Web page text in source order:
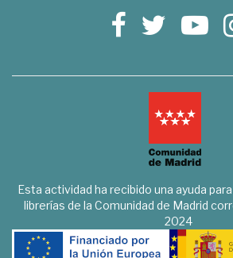
Esta actividad ha recibido una ayuda
librerías de la Comunidad de Madrid
2024